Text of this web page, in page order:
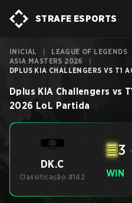
STRAFE ESPORTS
INICIAL LEAGUE OF LEGENDS
ASIA MASTERS 2026
DPLUS KIA CHALLENGERS VS T1
Dplus KIA Challengers vs
2026 LoL Partida
DK.C
Classificação #142 WIN
3